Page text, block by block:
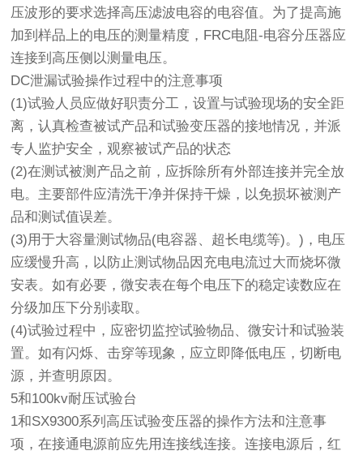
压波形的要求选择高压滤波电容的电容值。为了提高施
加到样品上的电压的测量精度，FRC电阻-电容分压器应
连接到高压侧以测量电压。
DC泄漏试验操作过程中的注意事项
(1)试验人员应做好职责分工，设置与试验现场的安全距
离，认真检查被试产品和试验变压器的接地情况，并派
专人监护安全，观察被试产品的状态
(2)在测试被测产品之前，应拆除所有外部连接并完全放
电。主要部件应清洗干净并保持干燥，以免损坏被测产
品和测试值误差。
(3)用于大容量测试物品(电容器、超长电缆等)。)，电压
应缓慢升高，以防止测试物品因充电电流过大而烧坏微
安表。如有必要，微安表在每个电压下的稳定读数应在
分级加压下分别读取。
(4)试验过程中，应密切监控试验物品、微安计和试验装
置。如有闪烁、击穿等现象，应立即降低电压，切断电
源，并查明原因。
5和100kv耐压试验台
1和SX9300系列高压试验变压器的操作方法和注意事
项，在接通电源前应先用连接线连接。连接电源后，红